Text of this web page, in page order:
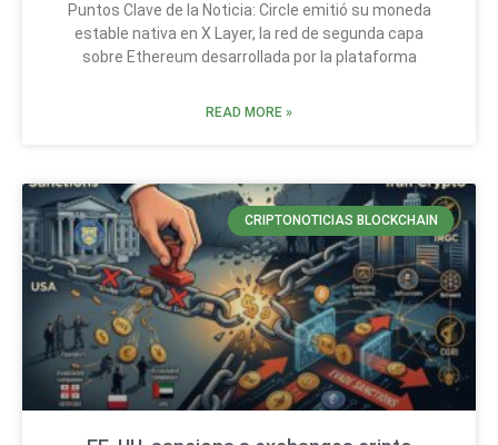
Puntos Clave de la Noticia: Circle emitió su moneda
estable nativa en X Layer, la red de segunda capa
sobre Ethereum desarrollada por la plataforma
READ MORE »
CRIPTONOTICIAS BLOCKCHAIN